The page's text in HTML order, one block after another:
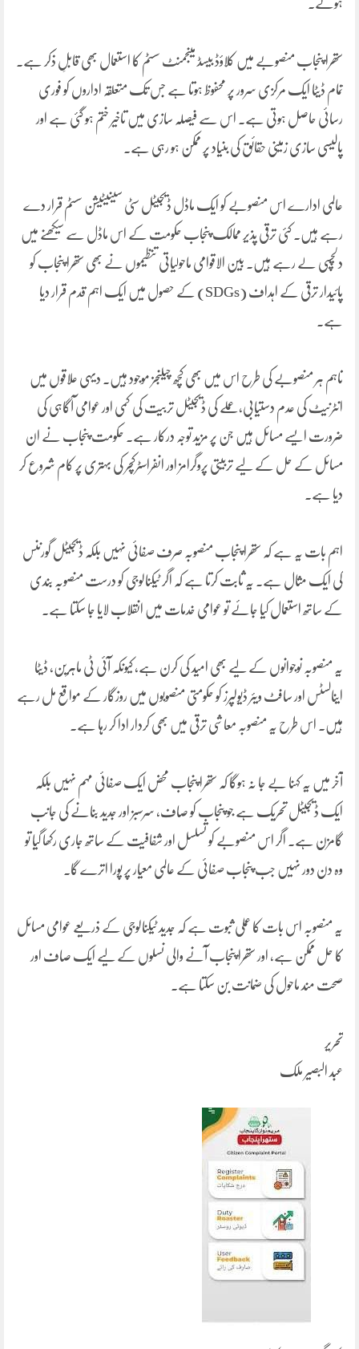
ہوئے۔
ستھرا پنجاب منصوبے میں کلاؤڈ بیسڈ مینجمنٹ سسٹم کا استعمال بھی قابلِ ذکر ہے۔
تمام ڈیٹا ایک مرکزی سرور پر محفوظ ہوتا ہے جس تک متعلقہ اداروں کو فوری
رسائی حاصل ہوتی ہے۔ اس سے فیصلہ سازی میں تاخیر ختم ہو گئی ہے اور
پالیسی سازی زمینی حقائق کی بنیاد پر ممکن ہو رہی ہے۔
عالمی ادارے اس منصوبے کو ایک ماڈل ڈیجیٹل سٹی سینیٹیشن سسٹم قرار دے
رہے ہیں۔ کئی ترقی پذیر ممالک پنجاب حکومت کے اس ماڈل سے سیکھنے میں
دلچسپی لے رہے ہیں۔ بین الاقوامی ماحولیاتی تنظیموں نے بھی ستھرا پنجاب کو
پائیدار ترقی کے اہداف (SDGs) کے حصول میں ایک اہم قدم قرار دیا
ہے۔
تاہم ہر منصوبے کی طرح اس میں بھی کچھ چیلنجز موجود ہیں۔ دیہی علاقوں میں
انٹرنیٹ کی عدم دستیابی، عملے کی ڈیجیٹل تربیت کی کمی اور عوامی آگاہی کی
ضرورت ایسے مسائل ہیں جن پر مزید توجہ درکار ہے۔ حکومت پنجاب نے ان
مسائل کے حل کے لیے تربیتی پروگرامز اور انفراسٹرکچر کی بہتری پر کام شروع کر
دیا ہے۔
اہم بات یہ ہے کہ ستھرا پنجاب منصوبہ صرف صفائی نہیں بلکہ ڈیجیٹل گورننس
کی ایک مثال ہے۔ یہ ثابت کرتا ہے کہ اگر ٹیکنالوجی کو درست منصوبہ بندی
کے ساتھ استعمال کیا جائے تو عوامی خدمات میں انقلاب لایا جا سکتا ہے۔
یہ منصوبہ نوجوانوں کے لیے بھی امید کی کرن ہے، کیونکہ آئی ٹی ماہرین، ڈیٹا
اینالسٹس اور سافٹ ویئر ڈیولپرز کو حکومتی منصوبوں میں روزگار کے مواقع مل رہے
ہیں۔ اس طرح یہ منصوبہ معاشی ترقی میں بھی کردار ادا کر رہا ہے۔
آخر میں یہ کہنا بے جا نہ ہوگا کہ ستھرا پنجاب محض ایک صفائی مہم نہیں بلکہ
ایک ڈیجیٹل تحریک ہے جو پنجاب کو صاف، سرسبز اور جدید بنانے کی جانب
گامزن ہے۔ اگر اس منصوبے کو تسلسل اور شفافیت کے ساتھ جاری رکھا گیا تو
وہ دن دور نہیں جب پنجاب صفائی کے عالمی معیار پر پورا اترے گا۔
یہ منصوبہ اس بات کا عملی ثبوت ہے کہ جدید ٹیکنالوجی کے ذریعے عوامی مسائل
کا حل ممکن ہے، اور ستھرا پنجاب آنے والی نسلوں کے لیے ایک صاف اور
صحت مند ماحول کی ضمانت بن سکتا ہے۔
تحریر
عبد البصیر ملک